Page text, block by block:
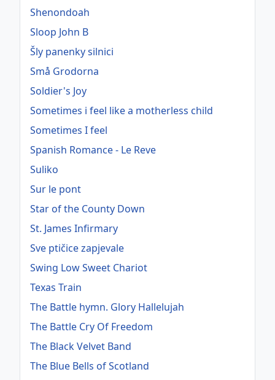
Shenondoah
Sloop John B
Šly panenky silnici
Små Grodorna
Soldier's Joy
Sometimes i feel like a motherless child
Sometimes I feel
Spanish Romance - Le Reve
Suliko
Sur le pont
Star of the County Down
St. James Infirmary
Sve ptičice zapjevale
Swing Low Sweet Chariot
Texas Train
The Battle hymn. Glory Hallelujah
The Battle Cry Of Freedom
The Black Velvet Band
The Blue Bells of Scotland